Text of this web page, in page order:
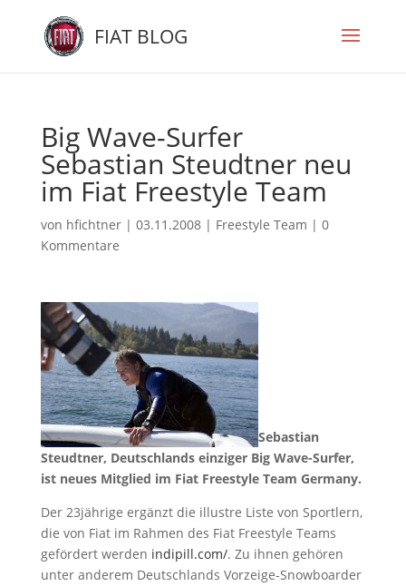
FIAT BLOG
Big Wave-Surfer
Sebastian Steudtner neu
im Fiat Freestyle Team
von hfichtner| 03.11.2008| Freestyle Team | 0
Kommentare
Sebastian
Steudtner, Deutschlands einziger Big Wave-Surfer,
ist neues Mitglied im Fiat Freestyle Team Germany.
Der 23jährige ergänzt die illustre Liste von Sportlern,
die von Fiat im Rahmen des Fiat Freestyle Teams
gefördert werden indipill.com/. Zu ihnen gehören
unter anderem Deutschlands Vorzeige-Snowboarder